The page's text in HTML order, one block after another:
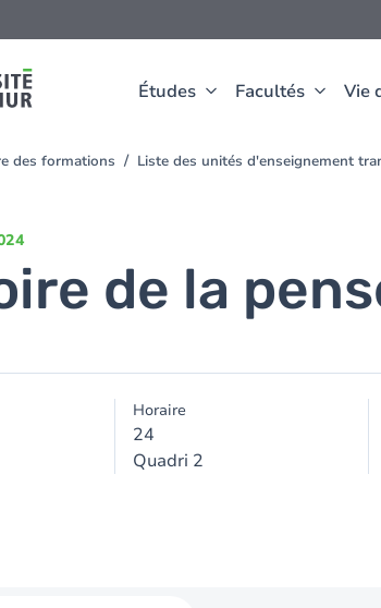
Études Facultés Vie
des formations Liste des unités d'enseignement
de la
Horaire
24
Quadri 2